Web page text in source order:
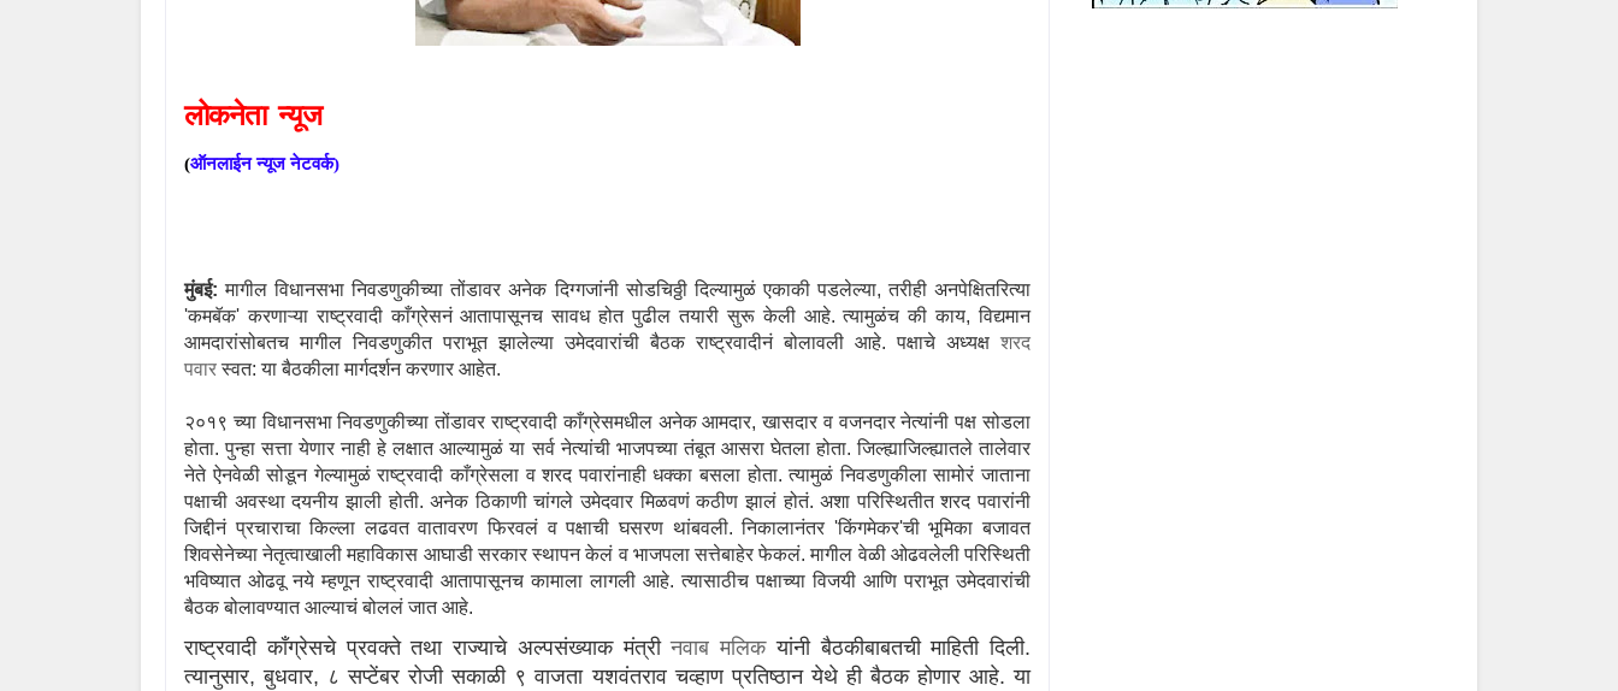
लोकनेता न्यूज
(ऑनलाईन न्यूज नेटवर्क)
मुंबई: मागील विधानसभा निवडणुकीच्या तोंडावर अनेक दिग्गजांनी सोडचिठ्ठी दिल्यामुळं एकाकी पडलेल्या,तरीही अनपेक्षितरित्या
'कमबॅक'करणाऱ्या राष्ट्रवादी काँग्रेसनं आतापासूनच सावध होत पुढील तयारी सुरू केली आहे. त्यामुळंच की काय,विद्यमान
आमदारांसोबतच मागील निवडणुकीत पराभूत झालेल्या उमेदवारांची बैठक राष्ट्रवादीनं बोलावली आहे. पक्षाचे अध्यक्ष शरद
पवार स्वत: या बैठकीला मार्गदर्शन करणार आहेत.
२०१९ च्या विधानसभा निवडणुकीच्या तोंडावर राष्ट्रवादी काँग्रेसमधील अनेक आमदार,खासदार व वजनदार नेत्यांनी पक्ष सोडला
होता. पुन्हा सत्ता येणार नाही हे लक्षात आल्यामुळं या सर्व नेत्यांची भाजपच्या तंबूत आसरा घेतला होता. जिल्ह्याजिल्ह्यातले तालेवार
नेते ऐनवेळी सोडून गेल्यामुळं राष्ट्रवादी काँग्रेसला व शरद पवारांनाही धक्का बसला होता. त्यामुळं निवडणुकीला सामोरं जाताना
पक्षाची अवस्था दयनीय झाली होती. अनेक ठिकाणी चांगले उमेदवार मिळवणं कठीण झालं होतं. अशा परिस्थितीत शरद पवारांनी
जिद्दीनं प्रचाराचा किल्ला लढवत वातावरण फिरवलं व पक्षाची घसरण थांबवली. निकालानंतर 'किंगमेकर'ची भूमिका बजावत
शिवसेनेच्या नेतृत्वाखाली महाविकास आघाडी सरकार स्थापन केलं व भाजपला सत्तेबाहेर फेकलं. मागील वेळी ओढवलेली परिस्थिती
भविष्यात ओढवू नये म्हणून राष्ट्रवादी आतापासूनच कामाला लागली आहे. त्यासाठीच पक्षाच्या विजयी आणि पराभूत उमेदवारांची
बैठक बोलावण्यात आल्याचं बोललं जात आहे.
राष्ट्रवादी काँग्रेसचे प्रवक्ते तथा राज्याचे अल्पसंख्याक मंत्री नवाब मलिकयांनी बैठकीबाबतची माहिती दिली.
त्यानुसार,बुधवार, ८ सप्टेंबर रोजी सकाळी ९ वाजता यशवंतराव चव्हाण प्रतिष्ठान येथे ही बैठक होणार आहे. या